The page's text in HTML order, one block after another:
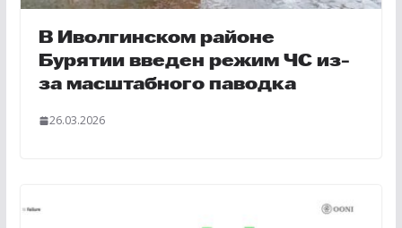
В Иволгинском районе
Бурятии введен режим ЧС из-
за масштабного паводка
26.03.2026